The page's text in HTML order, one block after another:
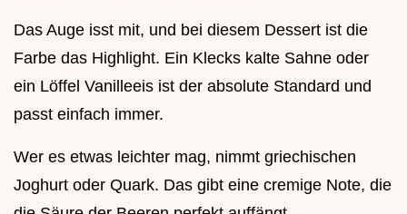
Das Auge isst mit, und bei diesem Dessert ist die
Farbe das Highlight. Ein Klecks kalte Sahne oder
ein Löffel Vanilleeis ist der absolute Standard und
passt einfach immer.
Wer es etwas leichter mag, nimmt griechischen
Joghurt oder Quark. Das gibt eine cremige Note, die